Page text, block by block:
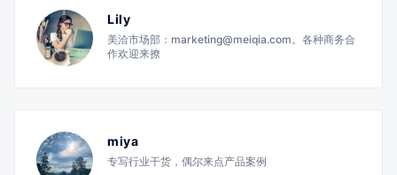
Lily
美洽市场部：marketing@meiqia.com。各种商务合
作欢迎来撩
miya
专写行业干货，偶尔来点产品案例